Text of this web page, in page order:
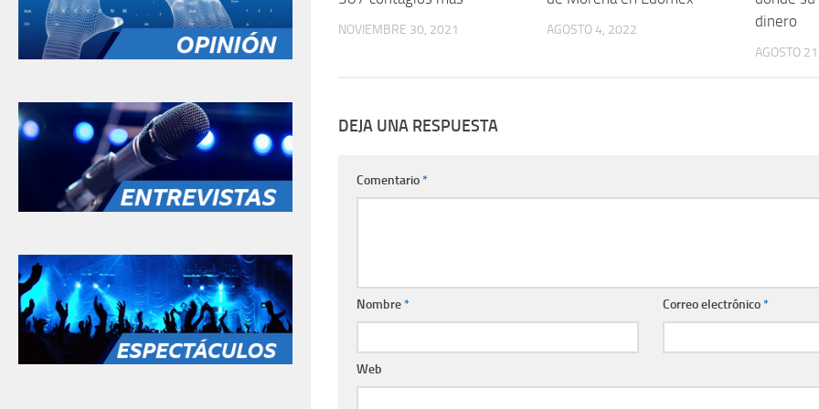
NOVIEMBRE 30, 2021 AGOSTO 4, 2022
dinero
AGOSTO
DEJA UNA RESPUESTA
Comentario*
Nombre* Correo electrónico*
Web